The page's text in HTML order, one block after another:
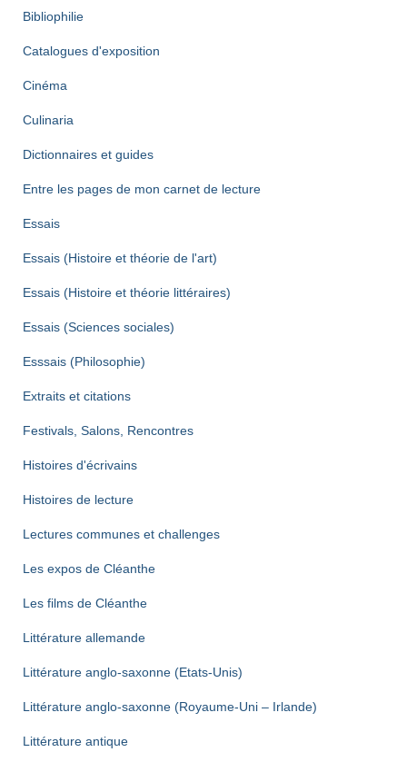
Bibliophilie
Catalogues d'exposition
Cinéma
Culinaria
Dictionnaires et guides
Entre les pages de mon carnet de lecture
Essais
Essais (Histoire et théorie de l'art)
Essais (Histoire et théorie littéraires)
Essais (Sciences sociales)
Esssais (Philosophie)
Extraits et citations
Festivals, Salons, Rencontres
Histoires d'écrivains
Histoires de lecture
Lectures communes et challenges
Les expos de Cléanthe
Les films de Cléanthe
Littérature allemande
Littérature anglo-saxonne (Etats-Unis)
Littérature anglo-saxonne (Royaume-Uni – Irlande)
Littérature antique